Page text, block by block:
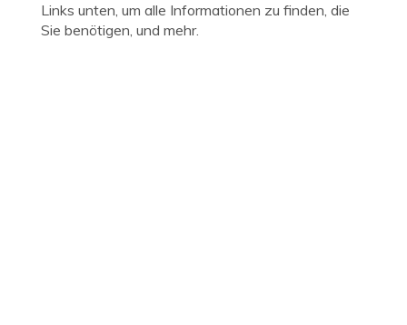
Links unten, um alle Informationen zu finden, die
Sie benötigen, und mehr.